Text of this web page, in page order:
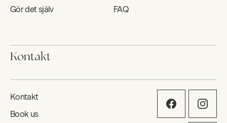
Gör det själv
FAQ
Kontakt
Kontakt
Book us